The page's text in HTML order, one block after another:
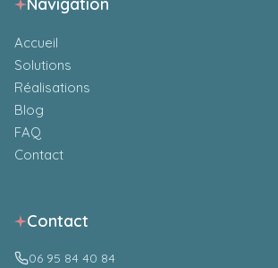
Navigation
Accueil
Solutions
Réalisations
Blog
FAQ
Contact
Contact
06 95 84 40 84